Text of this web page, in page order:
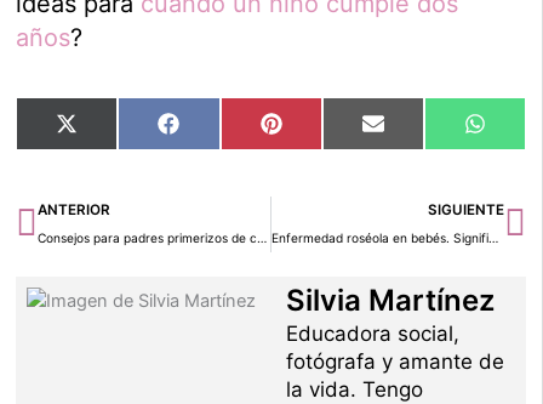
años?
Compartir
en
X
(Twitter)
Compartir
en
Facebook Compartir
en
Pinterest Compartir
en
Email
en
Ant
ANTERIOR
Consejos para padres primerizos de cara al bebé de 1 año de edad
SIGUIENTE
Enfermedad roséola en bebés. Significado, sintomatología y curación
Silvia Martínez
Educadora social,
fotógrafa y amante de
la vida. Tengo